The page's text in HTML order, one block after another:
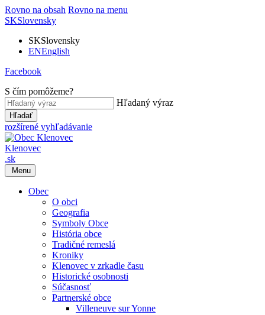
Rovno na obsah Rovno na menu
SKSlovensky
SKSlovensky
ENEnglish
Facebook
S čím pomôžeme?
Hľadaný výraz
Hľadať
rozšírené vyhľadávanie
Klenovec
.sk
Menu
Obec
O obci
Geografia
Symboly Obce
História obce
Tradičné remeslá
Kroniky
Klenovec v zrkadle času
Historické osobnosti
Súčasnosť
Partnerské obce
Villeneuve sur Yonne